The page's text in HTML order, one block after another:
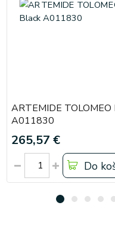
ARTEMIDE TOLOMEO
A011830
265,57 €
Do